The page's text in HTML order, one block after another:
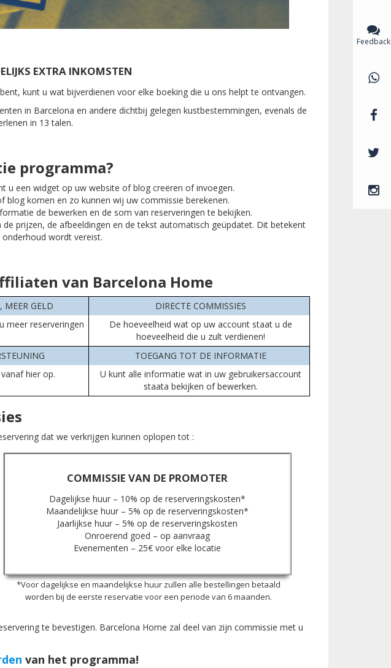
EXTRA INKOMSTEN
kunt u wat bijverdienen voor elke boeking die u ons helpt te ontvangen.
in Barcelona en andere dichtbij gelegen kustbestemmingen, evenals de
in 13 talen.
programma?
u een widget op uw website of blog creëren of invoegen.
komen en zo kunnen wij uw commissie berekenen.
de bewerken en de som van reserveringen te bekijken.
prijzen, de afbeeldingen en de tekst automatisch geüpdatet. Dit betekent
wordt vereist.
van Barcelona Home
MEER GELD
DIRECTE COMMISSIES
meer reserveringen
De hoeveelheid wat op uw account staat u de
hoeveelheid die u zult verdienen!
TOEGANG TOT DE INFORMATIE
hier op.
U kunt alle informatie wat in uw gebruikersaccount
staata bekijken of bewerken.
dat we verkrijgen kunnen oplopen tot :
COMMISSIE VAN DE PROMOTER
Dagelijkse huur – 10% op de reserveringskosten*
Maandelijkse huur – 5% op de reserveringskosten*
Jaarlijkse huur – 5% op de reserveringskosten
Onroerend goed – op aanvraag
Evenementen – 25€ voor elke locatie
*Voor dagelijkse en maandelijkse huur zullen alle bestellingen betaald
worden bij de eerste reservatie voor een periode van 6 maanden.
te bevestigen. Barcelona Home zal deel van zijn commissie met u
van het programma!
Feedback